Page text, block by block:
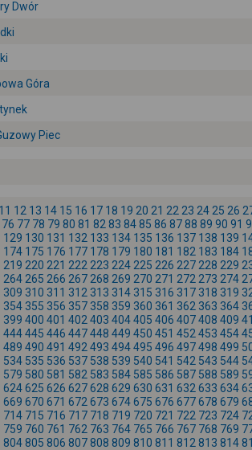
Dwór
Góra
Piec
11 12 13 14 15 16 17 18 19 20 21 22 23 24 25 26
76 77 78 79 80 81 82 83 8485 86 8788 89 90 91
129 130 131 132 133 134 135 136 137 138 139
174 175 176 177 178 179 180 181 182 183 184
219 220 221 222 223 224 225 226 227 228 229
264 265 266 267 268 269 270 271 272 273 274
309 310 311 312 313 314 315 316 317 318 319
354 355 356 357 358 359 360 361 362 363 364
399 400 401 402 403 404405 406 407408 409
444445 446 447448 449 450 451 452 453 454
489 490 491 492 493 494495 496 497498 499
534 535 536 537 538 539 540 541 542 543 544
579 580 581 582 583 584 585 586 587 588 589
624625 626 627628 629 630 631 632 633 634
669 670 671 672 673 674675 676 677678 679
714 715 716 717 718 719 720 721 722 723 724
759 760 761 762 763 764 765 766 767 768 769
804805 806 807808 809 810 811 812 813 814